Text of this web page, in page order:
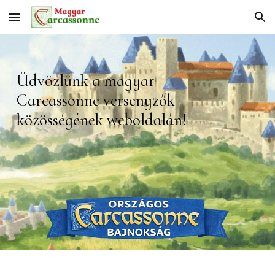
Skip to main content Skip to navigation
Üdvözlünk a magyar
Carcassonne versenyzők
közösségének weboldalán!